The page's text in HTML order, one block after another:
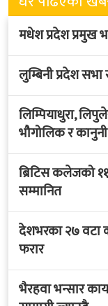
मधेश प्रदेश प्रमुख
लुम्बिनी प्रदेश
लिम्पियाधुरा,
भौगोलिक र
ब्रिटिस कलेजको
सम्मानित
देशभरका २७ वटा
फरार
भैरहवा भन्सार